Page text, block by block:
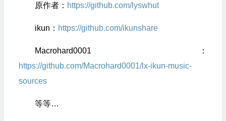
原作者： https://github.com/lyswhut
ikun： https://github.com/ikunshare
Macrohard0001：
https://github.com/Macrohard0001/lx-ikun-music-
sources
等等…